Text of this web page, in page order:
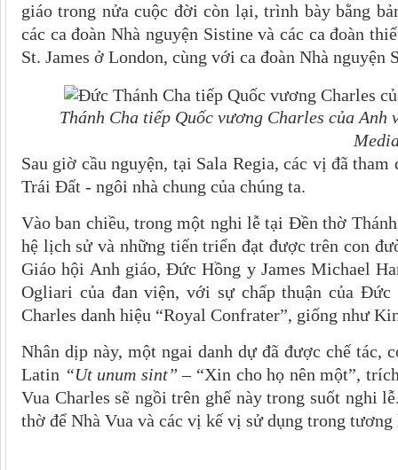
giáo trong nửa cuộc đời còn lại, trình bày bằng
các ca đoàn Nhà nguyện Sistine và các ca đoàn
St. James ở London, cùng với ca đoàn Nhà nguyện
Thánh Cha tiếp Quốc vương Charles của
Sau giờ cầu nguyện, tại Sala Regia, các vị đã
Trái Đất - ngôi nhà chung của chúng ta.
Vào ban chiều, trong một nghi lễ tại Đền thờ
hệ lịch sử và những tiến triển đạt được trên con
Giáo hội Anh giáo, Đức Hồng y James Michael
Ogliari của đan viện, với sự chấp thuận của
Charles danh hiệu “ Royal Confrater”, giống như
Nhân dịp này, một ngai danh dự đã được chế tác,
Latin “Ut unum sint” – “Xin cho họ nên một”,
Vua Charles sẽ ngồi trên ghế này trong suốt nghi
thờ để Nhà Vua và các vị kế vị sử dụng trong